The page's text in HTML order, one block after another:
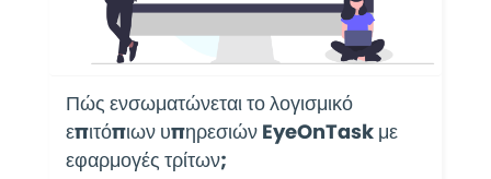
Πώς ενσωματώνεται το λογισμικό
επιτόπιων υπηρεσιών EyeOnTask με
εφαρμογές τρίτων;